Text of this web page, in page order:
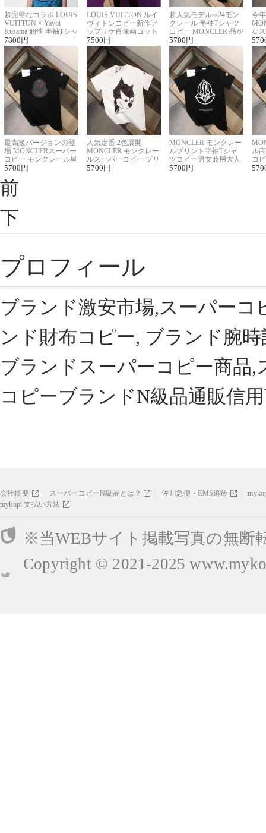
超完璧なコラボ LOUIS
VUITTON × Yayoi
Kusama 個性 半袖Tシャ
ツコピー男女兼用
7800 円
LOUIS VUITTON ルイ
ヴィトンコピー新作ア
ップリケ肖像画コット
ンニット半袖Tシャツ
7500 円
超人気モデルss24モン
クレール 半袖Tシャツ
コピー MONCLER 品が
良く見た目
5700 円
今
な
ル
最高級バージョンの登
場 MONCLERスーパー
コピー モンクレール星
座半袖Tシャツ
5700 円
人気定番 2色展開
MONCLER モンクレー
ルスーパーコピー プリ
ント半袖Tシャツ
5700 円
MONCLER モンクレー
ルプリント半袖Tシャ
ツコピー男女兼用大人
可愛い春夏コーデ
5700 円
ル
コ
ィ
前
下
プロフィール
ブランド激安市場,スーパー
ンド財布コピー, ブランド腕
ブランドスーパーコピー商品
コピーブランドN級品通販信
会社概要 スーパーコピーN級品とは？ 佐川急便・EMS追跡
mykopi 支払い方法
※当WEBサイト掲載写真の無断
Copyright © 2021-2025